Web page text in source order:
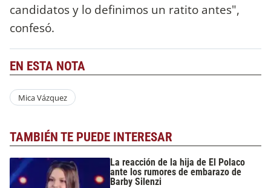
candidatos y lo definimos un ratito antes",
confesó.
EN ESTA NOTA
Mica Vázquez
TAMBIÉN TE PUEDE INTERESAR
La reacción de la hija de El Polaco
ante los rumores de embarazo de
Barby Silenzi